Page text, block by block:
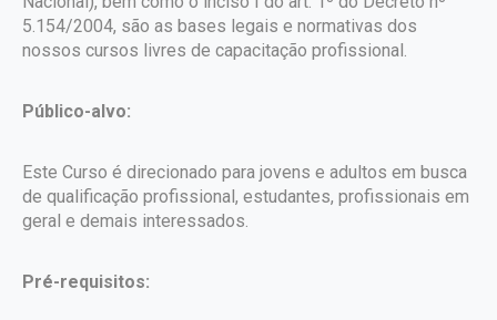
5.154/2004, são as bases legais e normativas dos
nossos cursos livres de capacitação profissional.
Público-alvo:
Este Curso é direcionado para jovens e adultos em busca
de qualificação profissional, estudantes, profissionais em
geral e demais interessados.
Pré-requisitos: